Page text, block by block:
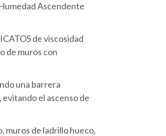
Ascendente
de viscosidad
de muros con
una barrera
el ascenso de
muros de ladrillo hueco,